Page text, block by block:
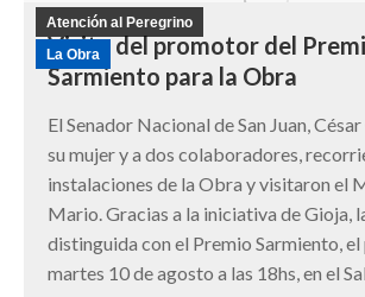
Atención al Peregrino
La Obra
Visita del promotor del
Sarmiento para la Obra
El Senador Nacional de San Juan,
su mujer y a dos colaboradores,
instalaciones de la Obra y visitaron el
Mario. Gracias a la iniciativa de Gioja,
distinguida con el Premio Sarmiento,
martes 10 de agosto a las 18hs, en el